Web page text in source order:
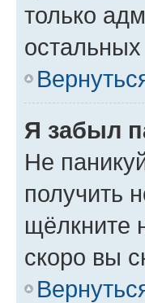
только
Я забыл
Не
получить
щёлкните
скоро вы